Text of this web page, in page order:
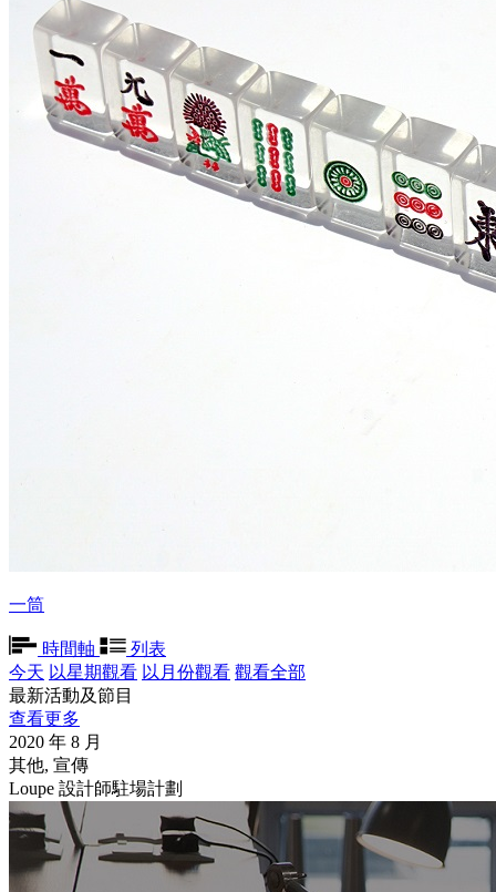
一筒
時間軸
列表
今天 以星期觀看 以月份觀看 觀看全部
最新活動及節目
查看更多
2020 年 8 月
其他, 宣傳
Loupe 設計師駐場計劃